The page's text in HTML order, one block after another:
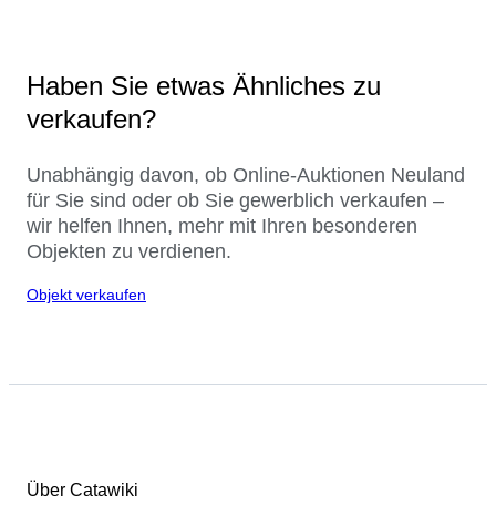
Haben Sie etwas Ähnliches zu
verkaufen?
Unabhängig davon, ob Online-Auktionen Neuland
für Sie sind oder ob Sie gewerblich verkaufen –
wir helfen Ihnen, mehr mit Ihren besonderen
Objekten zu verdienen.
Objekt verkaufen
Über Catawiki